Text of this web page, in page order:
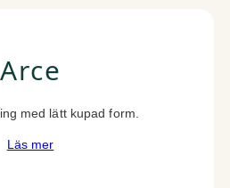
Arce
med lätt kupad form.
Läs mer